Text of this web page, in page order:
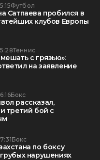
Футбол
Сатпаева пробился в
клубов Европы
Теннис
с грязью»:
на заявление
Бокс
рассказал,
третий бой с
Бокс
по боксу
нарушениях